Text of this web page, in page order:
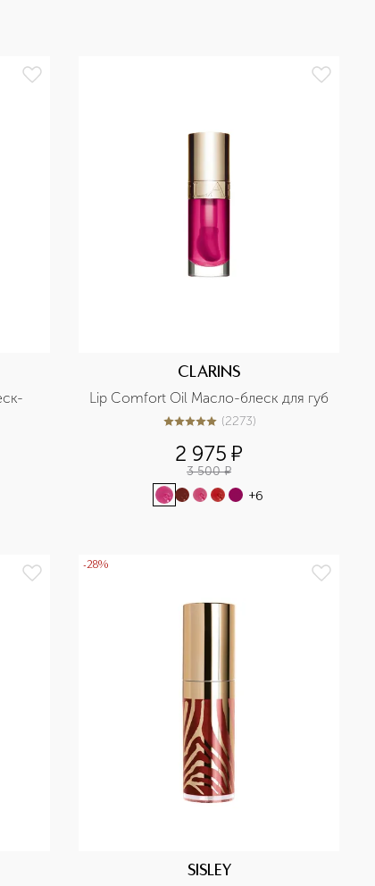
CLARINS
Lip Comfort Oil Масло-блеск для губ
5из 52273 (2273)
2 975 ¤
3 500 ¤
+6
-28%
SISLEY